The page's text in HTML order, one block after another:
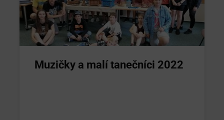
Muzičky a malí tanečníci 2022